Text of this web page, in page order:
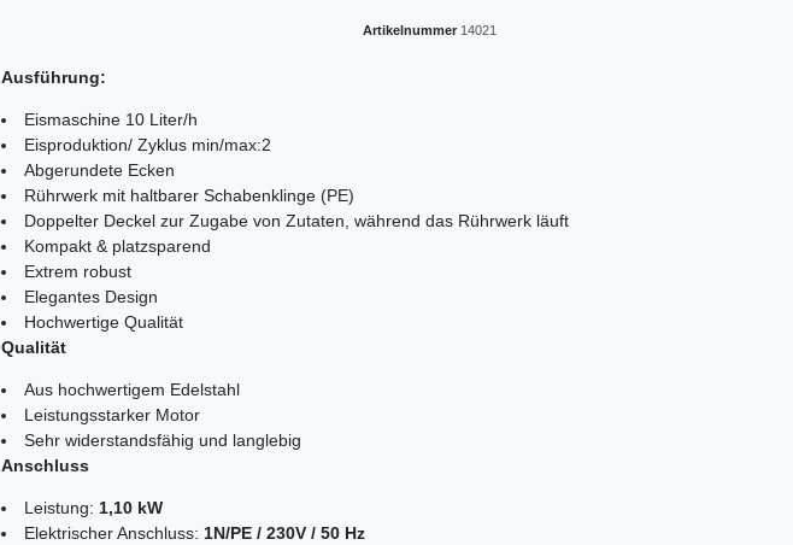
Artikelnummer 14021
Ausführung:
Eismaschine 10 Liter/h
Eisproduktion/ Zyklus min/max:2
Abgerundete Ecken
Rührwerk mit haltbarer Schabenklinge (PE)
Doppelter Deckel zur Zugabe von Zutaten, während das Rührwerk läuft
Kompakt & platzsparend
Extrem robust
Elegantes Design
Hochwertige Qualität
Qualität
Aus hochwertigem Edelstahl
Leistungsstarker Motor
Sehr widerstandsfähig und langlebig
Anschluss
Leistung: 1,10 kW
Elektrischer Anschluss: 1N/PE / 230V / 50 Hz